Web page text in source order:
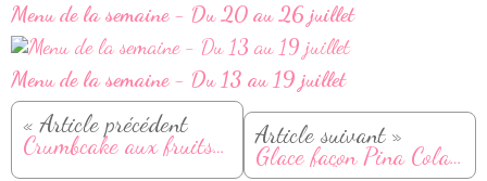
Menu de la semaine - Du 20 au 26 juillet
Menu de la semaine - Du 13 au 19 juillet
« Article précédent
Crumbcake aux fruits rouges et chocolat blanc Article suivant »
Glace façon Pina Colada